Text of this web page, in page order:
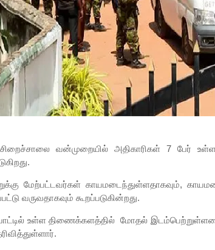
சிறைச்சாலை வன்முறையில் அதிகாரிகள் 7 பேர்
மேற்பட்டவர்கள் காயமடைந்துள்ளதாகவும்,
வருவதாகவும் கூறப்படுகின்றது.
உள்ள திணைக்களத்தில் மோதல்